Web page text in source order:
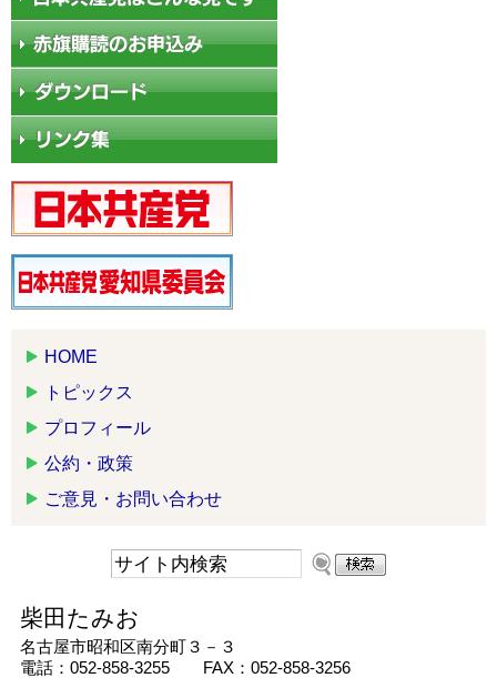
HOME
トピックス
プロフィール
公約・政策
ご意見・お問い合わせ
柴田たみお
名古屋市昭和区南分町３－３
電話：052-858-3255 FAX：052-858-3256